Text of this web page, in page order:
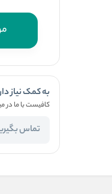
به کمک نیاز
کافیست با ما در
تماس